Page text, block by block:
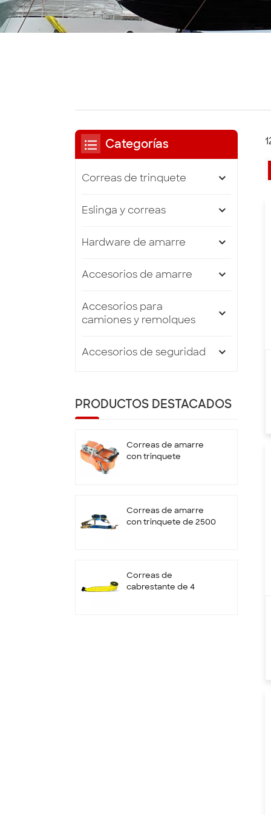
Categorías
Correas de trinquete
Eslinga y correas
Hardware de amarre
Accesorios de amarre
Accesorios para
camiones y remolques
Accesorios de seguridad
PRODUCTOS DESTACADOS
Correas de amarre
con trinquete
Correas de amarre
con trinquete de 2500
Correas de
cabrestante de 4